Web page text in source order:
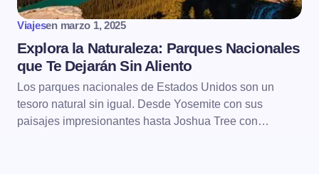
Viajesen marzo 1, 2025
Explora la Naturaleza: Parques Nacionales
que Te Dejarán Sin Aliento
Los parques nacionales de Estados Unidos son un
tesoro natural sin igual. Desde Yosemite con sus
paisajes impresionantes hasta Joshua Tree con…